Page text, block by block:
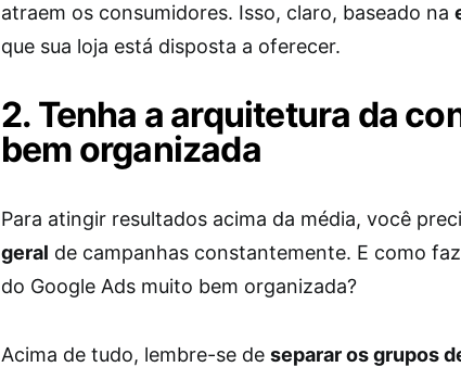
atraem os consumidores. Isso, claro, baseado na
que sua loja está disposta a oferecer.
2. Tenha a arquitetura da
bem organizada
​​Para atingir resultados acima da média, você
geral de campanhas constantemente. E como
do Google Ads muito bem organizada?
Acima de tudo, lembre-se de separar os grupos